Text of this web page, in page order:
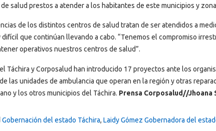
salud prestos a atender a los habitantes de este municipios y
de los distintos centros de salud tratan de ser atendidos a
que continúan llevando a cabo. “Tenemos el compromiso
operativos nuestros centros de salud”.
Táchira y Corposalud han introducido 17 proyectos ante los
las unidades de ambulancia que operan en la región y otras
y los otros municipios del Táchira. Prensa Corposalud//Jhoana
Gobernación del estado Táchira, Laidy Gómez Gobernadora del